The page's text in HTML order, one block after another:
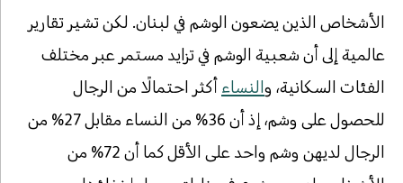
الأشخاص الذين يضعون الوشم في لبنان. لكن تشير تقارير
عالمية إلى أن شعبية الوشم في تزايد مستمر عبر مختلف
الفئات السكانية، والنساءأكثر احتمالًا من الرجال
للحصول على وشم، إذ أن 36% من النساء مقابل 27% من
الرجال لديهن وشم واحد على الأقل كما أن 72% من